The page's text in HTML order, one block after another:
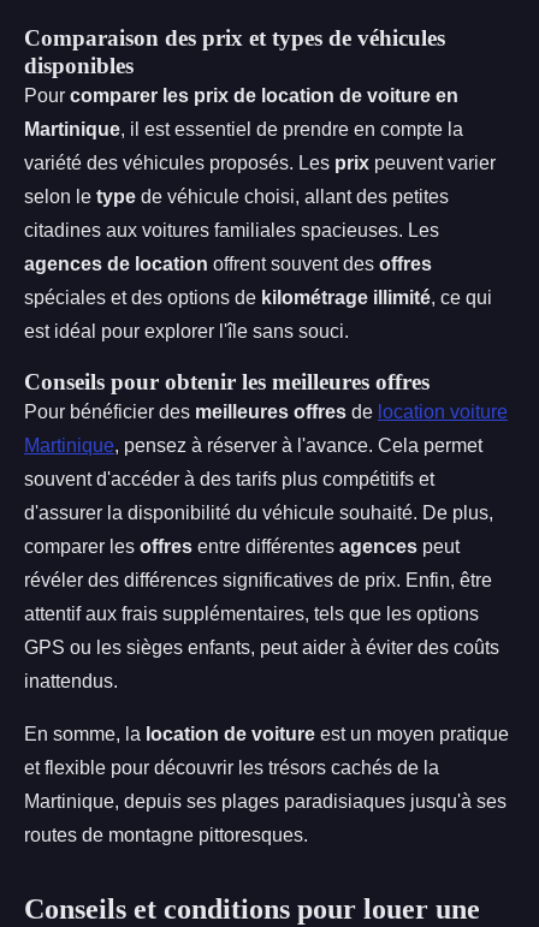
Comparaison des prix et types de véhicules
disponibles
Pour comparer les prix de location de voiture en
Martinique, il est essentiel de prendre en compte la
variété des véhicules proposés. Les prix peuvent varier
selon le type de véhicule choisi, allant des petites
citadines aux voitures familiales spacieuses. Les
agences de location offrent souvent des offres
spéciales et des options de kilométrage illimité, ce qui
est idéal pour explorer l'île sans souci.
Conseils pour obtenir les meilleures offres
Pour bénéficier des meilleures offres de location voiture
Martinique, pensez à réserver à l'avance. Cela permet
souvent d'accéder à des tarifs plus compétitifs et
d'assurer la disponibilité du véhicule souhaité. De plus,
comparer les offres entre différentes agences peut
révéler des différences significatives de prix. Enfin, être
attentif aux frais supplémentaires, tels que les options
GPS ou les sièges enfants, peut aider à éviter des coûts
inattendus.
En somme, la location de voiture est un moyen pratique
et flexible pour découvrir les trésors cachés de la
Martinique, depuis ses plages paradisiaques jusqu'à ses
routes de montagne pittoresques.
Conseils et conditions pour louer une